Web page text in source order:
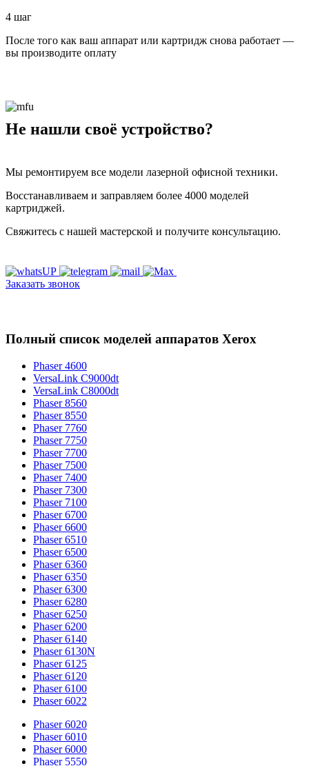
4 шаг
После того как ваш аппарат или картридж снова работает —
вы производите оплату
Не нашли своё устройство?
Мы ремонтируем все модели лазерной офисной техники.
Восстанавливаем и заправляем более 4000 моделей
картриджей.
Свяжитесь с нашей мастерской и получите консультацию.
Заказать звонок
Полный список моделей аппаратов Xerox
Phaser 4600
VersaLink C9000dt
VersaLink C8000dt
Phaser 8560
Phaser 8550
Phaser 7760
Phaser 7750
Phaser 7700
Phaser 7500
Phaser 7400
Phaser 7300
Phaser 7100
Phaser 6700
Phaser 6600
Phaser 6510
Phaser 6500
Phaser 6360
Phaser 6350
Phaser 6300
Phaser 6280
Phaser 6250
Phaser 6200
Phaser 6140
Phaser 6130N
Phaser 6125
Phaser 6120
Phaser 6100
Phaser 6022
Phaser 6020
Phaser 6010
Phaser 6000
Phaser 5550